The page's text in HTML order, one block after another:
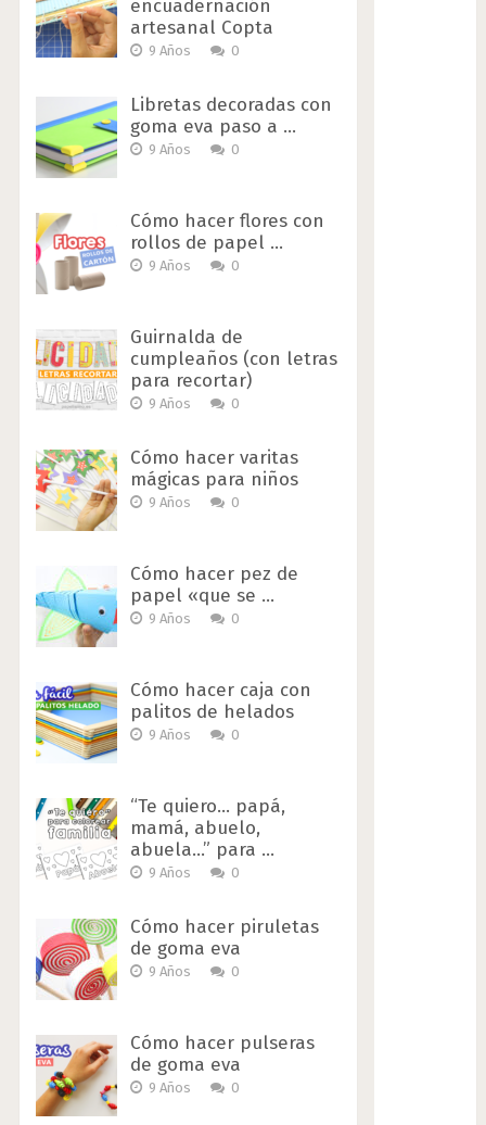
encuadernación
artesanal Copta
9 Años 0
Libretas decoradas con
goma eva paso a …
9 Años 0
Cómo hacer flores con
rollos de papel …
9 Años 0
Guirnalda de
cumpleaños (con letras
para recortar)
9 Años 0
Cómo hacer varitas
mágicas para niños
9 Años 0
Cómo hacer pez de
papel «que se …
9 Años 0
Cómo hacer caja con
palitos de helados
9 Años 0
“Te quiero… papá,
mamá, abuelo,
abuela…” para …
9 Años 0
Cómo hacer piruletas
de goma eva
9 Años 0
Cómo hacer pulseras
de goma eva
9 Años 0